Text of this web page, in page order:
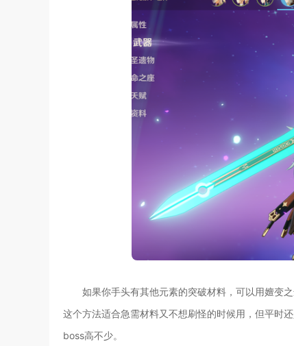
如果你手头有其他元素的突破材料，可以用嬗变
这个方法适合急需材料又不想刷怪的时候用，但平时
boss高不少。